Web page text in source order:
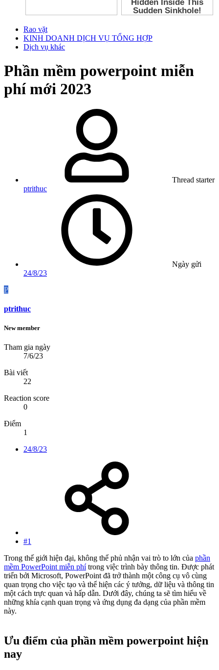
Rao vặt
KINH DOANH DỊCH VỤ TỔNG HỢP
Dịch vụ khác
Phần mềm powerpoint miễn
phí mới 2023
Thread starter
ptrithuc
Ngày gửi
24/8/23
P
ptrithuc
New member
Tham gia ngày
7/6/23
Bài viết
22
Reaction score
0
Điểm
1
24/8/23
#1
Trong thế giới hiện đại, không thể phủ nhận vai trò to lớn của phần
mềm PowerPoint miễn phítrong việc trình bày thông tin. Được phát
triển bởi Microsoft, PowerPoint đã trở thành một công cụ vô cùng
quan trọng cho việc tạo và thể hiện các ý tưởng, dữ liệu và thông tin
một cách trực quan và hấp dẫn. Dưới đây, chúng ta sẽ tìm hiểu về
những khía cạnh quan trọng và ứng dụng đa dạng của phần mềm
này.
Ưu điểm của phần mềm powerpoint hiện
nay​